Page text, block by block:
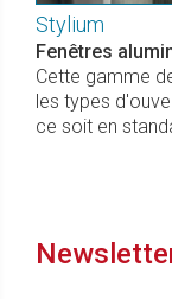
Stylium
Fenêtres
Cette gamme
les types
ce soit en